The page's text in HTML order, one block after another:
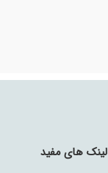
لینک های مفید